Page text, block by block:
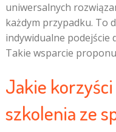
uniwersalnych
każdym przypadku. To
indywidualne
Takie wsparcie
Jakie
szkolenia ze